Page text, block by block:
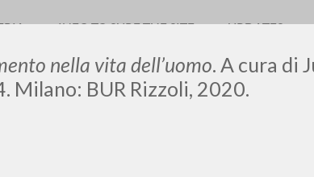
nella vita dell’uomo. A cura di
Milano: BUR Rizzoli, 2020.
INFO TO SURF THE SITE UPDATESAND